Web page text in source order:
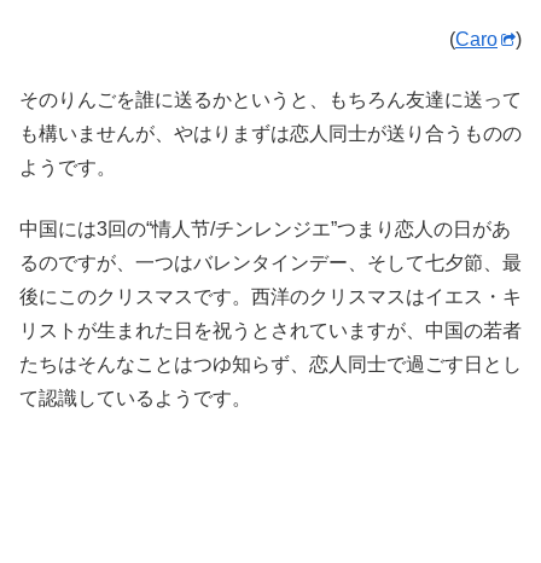
(Caro )
そのりんごを誰に送るかというと、もちろん友達に送って
も構いませんが、やはりまずは恋人同士が送り合うものの
ようです。
中国には3回の“情人节/チンレンジエ”つまり恋人の日があ
るのですが、一つはバレンタインデー、そして七夕節、最
後にこのクリスマスです。西洋のクリスマスはイエス・キ
リストが生まれた日を祝うとされていますが、中国の若者
たちはそんなことはつゆ知らず、恋人同士で過ごす日とし
て認識しているようです。